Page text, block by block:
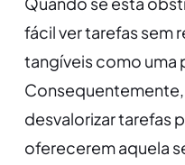
fácil ver tarefas sem
tangíveis como uma
desvalorizar tarefas
oferecerem aquela